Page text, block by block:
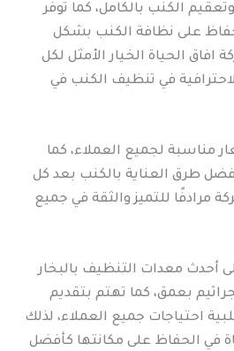
الكنب بالكامل، كما توفر
على نظافة الكنب بشكل
افاق الحياة الخيار الأمثل لكل
في تنظيف الكنب في
مناسبة لجميع العملاء، كما
طرق العناية بالكنب بعد كل
مرادفًا للتميز والثقة في جميع
أحدث معدات التنظيف بالبخار
بعمق، كما تهتم بتقديم
احتياجات جميع العملاء، لذلك
في الحفاظ على مكانتها كأفضل